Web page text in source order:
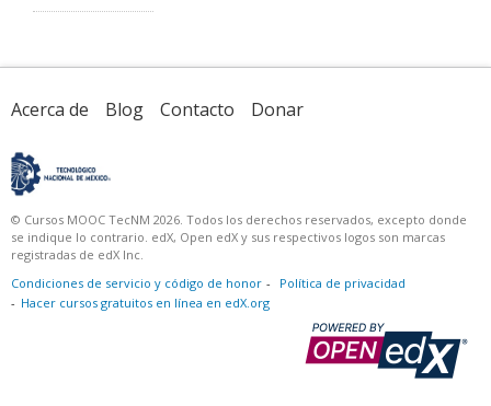
Acerca de Blog Contacto Donar
© Cursos MOOC TecNM 2026. Todos los derechos reservados, excepto donde
se indique lo contrario. edX, Open edX y sus respectivos logos son marcas
registradas de edX Inc.
Condiciones de servicio y código de honor
Política de privacidad
Hacer cursos gratuitos en línea en edX.org